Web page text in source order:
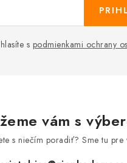
s podmienkami ochrany
vám s
s niečím poradiť? Sme tu pre